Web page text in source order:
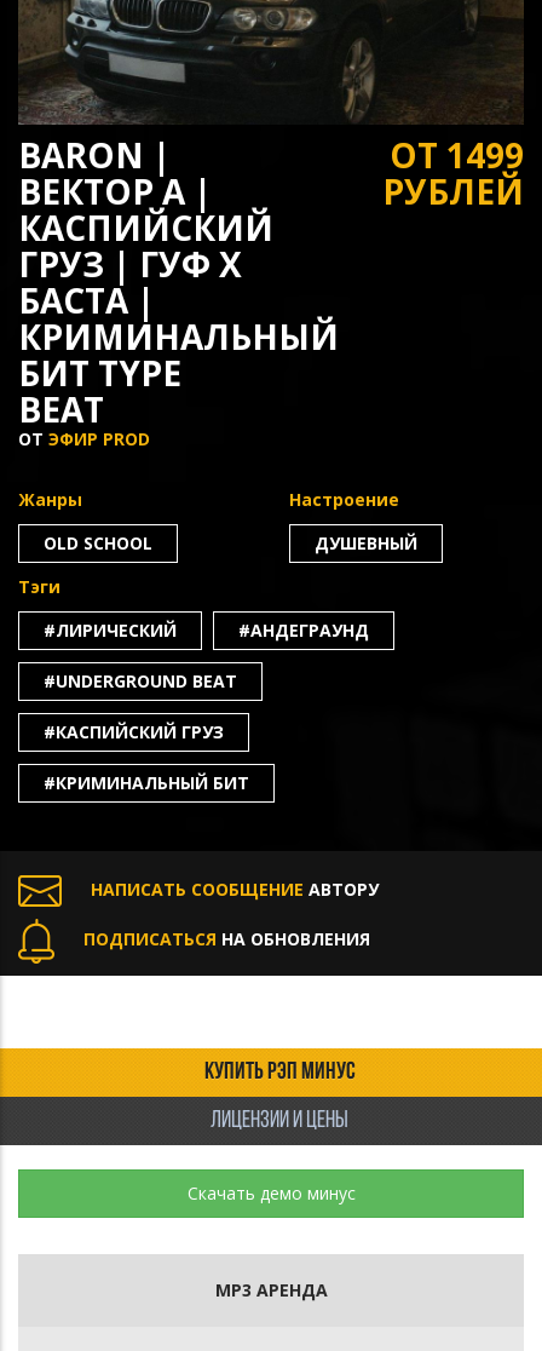
BARON |
ВЕКТОР А |
КАСПИЙСКИЙ
ГРУЗ | ГУФ X
БАСТА |
КРИМИНАЛЬНЫЙ
БИТ TYPE
BEAT
ОТ ЭФИР PROD
ОТ 1499
РУБЛЕЙ
Жанры
OLD SCHOOL
Настроение
ДУШЕВНЫЙ
Тэги
#ЛИРИЧЕСКИЙ
#АНДЕГРАУНД
#UNDERGROUND BEAT
#КАСПИЙСКИЙ ГРУЗ
#КРИМИНАЛЬНЫЙ БИТ
НАПИСАТЬ СООБЩЕНИЕ АВТОРУ
ПОДПИСАТЬСЯ НА ОБНОВЛЕНИЯ
КУПИТЬ РЭП МИНУС
ЛИЦЕНЗИИ И ЦЕНЫ
Скачать демо минус
MP3 АРЕНДА